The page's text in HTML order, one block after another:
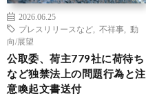
2026.06.25
プレスリリースなど
不祥事
動
向/展望
公取委、荷主779社に荷待ち
など独禁法上の問題行為と注
意喚起文書送付